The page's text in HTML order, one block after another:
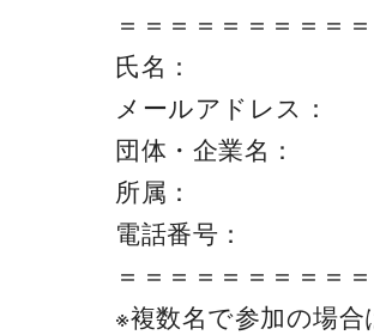
＝＝＝＝＝＝＝＝＝
氏名：
メールアドレス：
団体・企業名：
所属：
電話番号：
＝＝＝＝＝＝＝＝＝
※複数名で参加の場